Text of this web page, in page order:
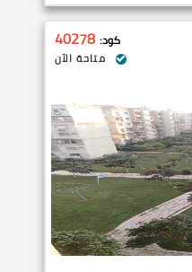
كود: 40278
متاحة الآن